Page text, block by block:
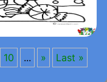
10 ... » Last »